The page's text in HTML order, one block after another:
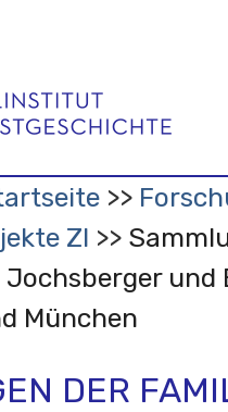
ZI
Jochsberger
München
DER